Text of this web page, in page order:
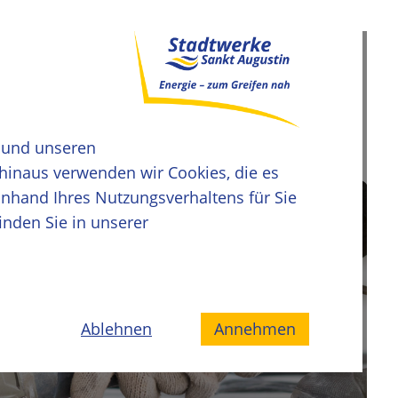
unseren
verwenden wir Cookies, die es
Ihres Nutzungsverhaltens für Sie
Sie in unserer
Annehmen
Ablehnen